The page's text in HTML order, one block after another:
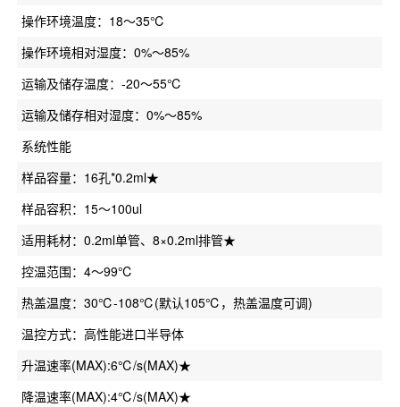
操作环境温度：18～35℃
操作环境相对湿度：0%～85%
运输及储存温度：-20～55℃
运输及储存相对湿度：0%～85%
系统性能
样品容量：16孔*0.2ml★
样品容积：15～100ul
适用耗材：0.2ml单管、8×0.2ml排管★
控温范围：4～99℃
热盖温度：30℃-108℃(默认105℃，热盖温度可调)
温控方式：高性能进口半导体
升温速率(MAX):6℃/s(MAX)★
降温速率(MAX):4℃/s(MAX)★